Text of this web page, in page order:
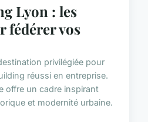
Lyon : les
fédérer vos
privilégiée pour
réussi en entreprise.
offre un cadre inspirant
et modernité urbaine.